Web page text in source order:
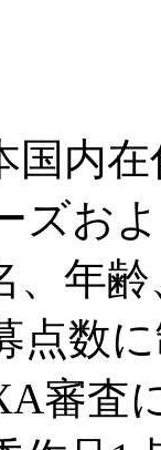
国内
ズお
、年
点数
審査